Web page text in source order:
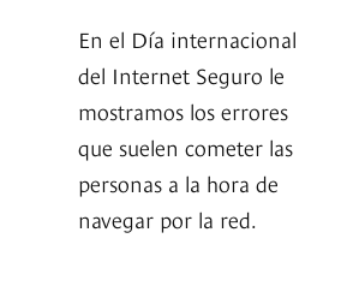
En el Día internacional
del Internet Seguro le
mostramos los errores
que suelen cometer las
personas a la hora de
navegar por la red.